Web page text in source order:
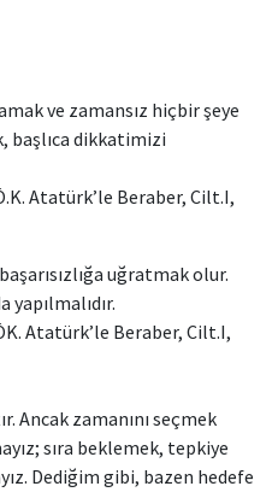
ve zamansız hiçbir şeye
başlıca dikkatimizi
Atatürk’le Beraber, Cilt.I,
uğratmak olur.
yapılmalıdır.
Atatürk’le Beraber, Cilt.I,
Ancak zamanını seçmek
sıra beklemek, tepkiye
Dediğim gibi, bazen hedefe